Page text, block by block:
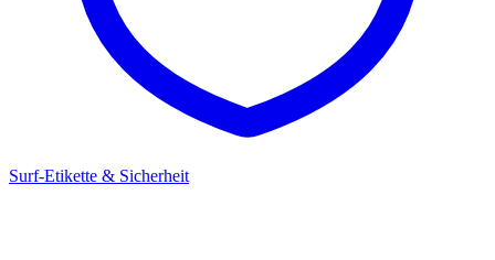
Surf-Etikette & Sicherheit